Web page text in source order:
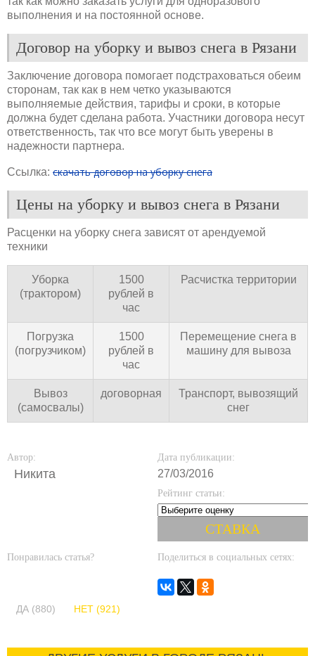
выполнения и на постоянной основе.
Договор на уборку и вывоз снега в Рязани
Заключение договора помогает подстраховаться обеим
сторонам, так как в нем четко указываются
выполняемые действия, тарифы и сроки, в которые
должна будет сделана работа. Участники договора несут
ответственность, так что все могут быть уверены в
надежности партнера.
Ссылка: скачать договор на уборку снега
Цены на уборку и вывоз снега в Рязани
Расценки на уборку снега зависят от арендуемой
техники
Уборка
(трактором)
1500
рублей в
час
Расчистка территории
Погрузка
(погрузчиком)
1500
рублей в
час
Перемещение снега в
машину для вывоза
Вывоз
(самосвалы)
договорная
Транспорт, вывозящий
снег
Автор:
Никита
Дата публикации:
27/03/2016
Рейтинг статьи:
Понравилась статья?
ДА (880) НЕТ (921)
Поделиться в социальных сетях: